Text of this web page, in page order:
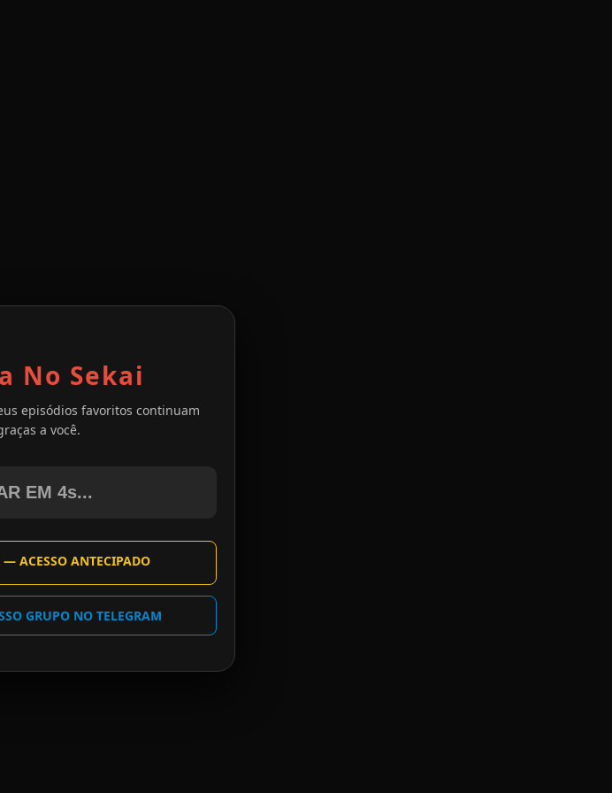
No Sekai
episódios favoritos continuam
a você.
EM 4s...
— ACESSO ANTECIPADO
GRUPO NO TELEGRAM